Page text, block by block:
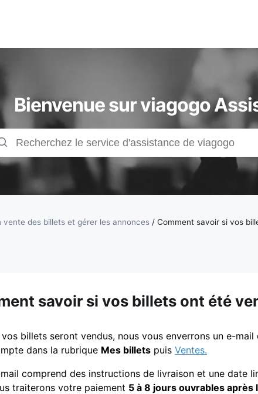
Bienvenue sur viagogo
vente des billets et gérer les annonces / Comment savoir si vos
savoir si vos billets ont été
billets seront vendus, nous vous enverrons un e-
dans la rubrique Mes billets puis Ventes.
comprend des instructions de livraison et une date
traiterons votre paiement 5 à 8 jours ouvrables après